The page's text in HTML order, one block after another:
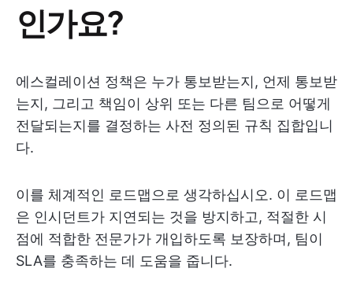
인가요?
에스컬레이션 정책은 누가 통보받는지, 언제 통보받
는지, 그리고 책임이 상위 또는 다른 팀으로 어떻게
전달되는지를 결정하는 사전 정의된 규칙 집합입니
다.
이를 체계적인 로드맵으로 생각하십시오. 이 로드맵
은 인시던트가 지연되는 것을 방지하고, 적절한 시
점에 적합한 전문가가 개입하도록 보장하며, 팀이
SLA를 충족하는 데 도움을 줍니다.